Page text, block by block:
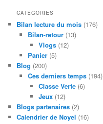
CATÉGORIES
Bilan lecture du mois (176)
Bilan-retour(13)
Vlogs (12)
Panier(5)
Blog (200)
Ces derniers temps(194)
Classe Verte (6)
Jeux (12)
Blogs partenaires (2)
Calendrier de Noyel (16)